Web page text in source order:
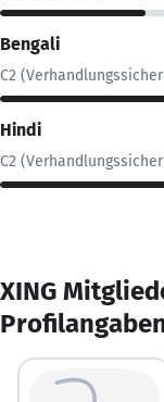
Bengali
C2
Hindi
C2
XING